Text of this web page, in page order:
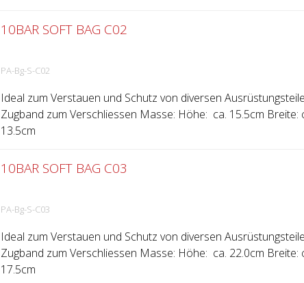
10BAR SOFT BAG C02
PA-Bg-S-C02
Ideal zum Verstauen und Schutz von diversen
Zugband zum Verschliessen Masse: Höhe: ca. 15.5cm Breite:
13.5cm
10BAR SOFT BAG C03
PA-Bg-S-C03
Ideal zum Verstauen und Schutz von diversen
Zugband zum Verschliessen Masse: Höhe: ca. 22.0cm Breite:
17.5cm